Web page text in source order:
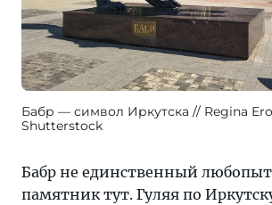
Бабр — символ Иркутска
Regina
Shutterstock
Бабр не единственный
памятник тут. Гуляя по